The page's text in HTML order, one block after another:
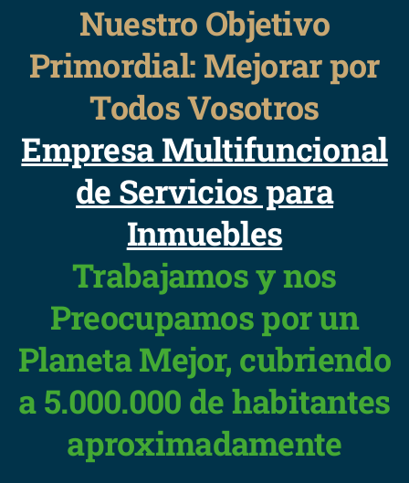
Nuestro Objetivo
Primordial: Mejorar por
Todos Vosotros
Empresa Multifuncional
de Servicios para
Inmuebles
Trabajamos y nos
Preocupamos por un
Planeta Mejor, cubriendo
a 5.000.000 de habitantes
aproximadamente